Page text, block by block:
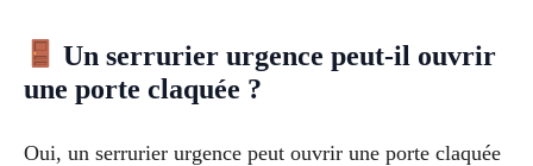
Un serrurier urgence peut-il ouvrir
une porte claquée ?
Oui, un serrurier urgence peut ouvrir une porte claquée